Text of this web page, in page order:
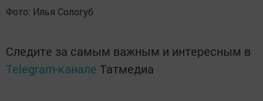
Фото: Илья Сологуб
Следите за самым важным и интересным в
Telegram-канале Татмедиа